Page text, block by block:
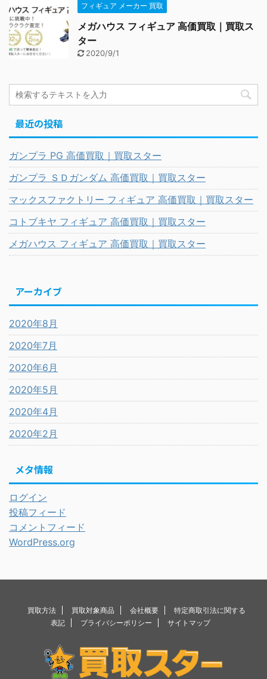
フィギュア メーカー 買取
メガハウス フィギュア 高価買取｜買取ス
ター
2020/9/1
最近の投稿
ガンプラ PG 高価買取｜買取スター
ガンプラ ＳＤガンダム 高価買取｜買取スター
マックスファクトリー フィギュア 高価買取｜買取スター
コトブキヤ フィギュア 高価買取｜買取スター
メガハウス フィギュア 高価買取｜買取スター
アーカイブ
2020年8月
2020年7月
2020年6月
2020年5月
2020年4月
2020年2月
メタ情報
ログイン
投稿フィード
コメントフィード
WordPress.org
買取方法 買取対象商品 会社概要
特定商取引法に関する
表記
プライバシーポリシー サイトマップ